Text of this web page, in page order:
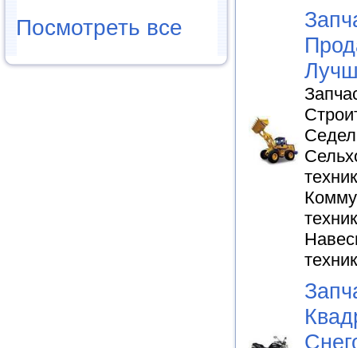
Посмотреть все